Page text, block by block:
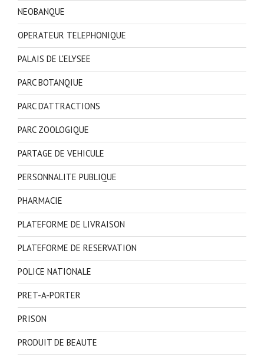
NEOBANQUE
OPERATEUR TELEPHONIQUE
PALAIS DE L'ELYSEE
PARC BOTANQIUE
PARC D'ATTRACTIONS
PARC ZOOLOGIQUE
PARTAGE DE VEHICULE
PERSONNALITE PUBLIQUE
PHARMACIE
PLATEFORME DE LIVRAISON
PLATEFORME DE RESERVATION
POLICE NATIONALE
PRET-A-PORTER
PRISON
PRODUIT DE BEAUTE